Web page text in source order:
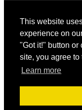
This website
experience on
"Got it!" button
site, you agree to
Learn more
Exención de
estimación y sólo para su
de ida y / o